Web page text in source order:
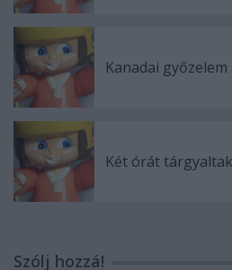
Kanadai
Két órát
Szólj hozzá!